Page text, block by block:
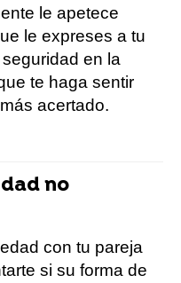
le apetece
le expreses a tu
en la
te haga sentir
acertado.
no
con tu pareja
si su forma de